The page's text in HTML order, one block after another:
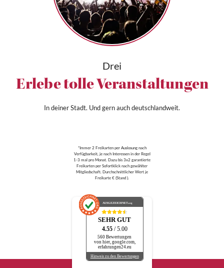
Drei
Erlebe tolle Veranstaltungen
In deiner Stadt. Und gern auch deutschlandweit.
*Immer 2 Freikarten per Auslosung nach
Verfügbarkeit, je nach Interessen in der Regel
1-3 mal pro Monat. Dazu bis 3x2 garantierte
Freikarten per Sofortklick nach gewählter
Mitgliedschaft. Durchschnittlicher Wert je
Freikarte € (Stand ).
AUSGEZEICHNET.org
SEHR GUT
4.55 / 5.00
560 Bewertungen
von hier, google.com,
erfahrungen24.eu
Hinweis zu den Bewertungen